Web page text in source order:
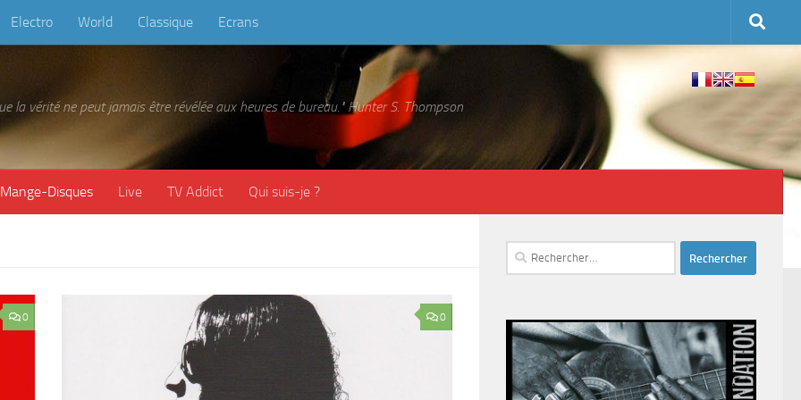
Electro World Classique Ecrans
la vérité ne peut jamais être révélée aux heures de bureau." Hunter S. Thompson
Mange-Disques Live TV Addict Qui suis-je ?
0 0
Rechercher :